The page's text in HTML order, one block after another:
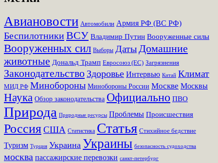
Авиановости Автомобили Армия РФ (ВС РФ)
БеспилотникиВСУ Владимир Путин Вооруженные силы
Вооруженных сил Выборы ДатыДомашние
животные Дональд Трамп Евросоюз (ЕС) Загрязнения
Законодательство Здоровье Интервью Китай Климат
МИД РФ Минобороны Минобороны России Москве Москвы
Наука Обзор законодательства Официально ПВО
Природа Природные ресурсы Проблемы Происшествия
РоссияСША Статистика Статья Стихийное бедствие
Туризм Турция Украина Украины безопасность судоходства
москва пассажирские перевозки санкт-петербург